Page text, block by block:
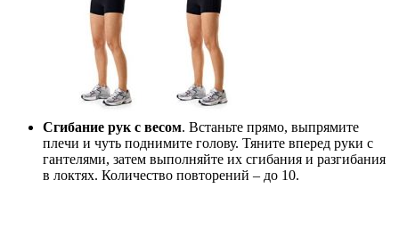
Сгибание рук с весом. Встаньте прямо, выпрямите
плечи и чуть поднимите голову. Тяните вперед руки с
гантелями, затем выполняйте их сгибания и разгибания
в локтях. Количество повторений – до 10.